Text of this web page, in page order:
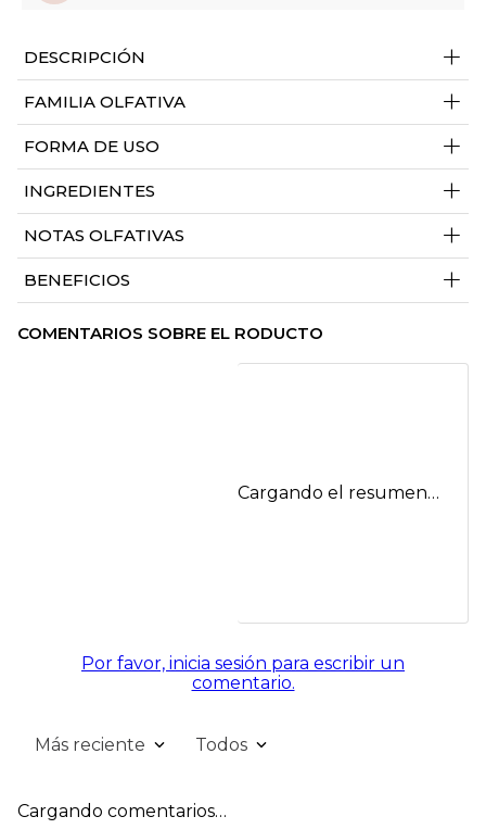
DESCRIPCIÓN +
FAMILIA OLFATIVA +
FORMA DE USO +
INGREDIENTES +
NOTAS OLFATIVAS +
BENEFICIOS +
COMENTARIOS SOBRE EL RODUCTO
Cargando el resumen…
Por favor, inicia sesión para escribir un
comentario.
Más reciente Todos
Cargando comentarios…